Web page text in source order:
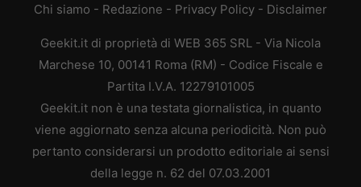
Chi siamo - Redazione - Privacy Policy - Disclaimer
Geekit.it di proprietà di WEB 365 SRL - Via Nicola
Marchese 10, 00141 Roma (RM) - Codice Fiscale e
Partita I.V.A. 12279101005
Geekit.it non è una testata giornalistica, in quanto
viene aggiornato senza alcuna periodicità. Non può
pertanto considerarsi un prodotto editoriale ai sensi
della legge n. 62 del 07.03.2001